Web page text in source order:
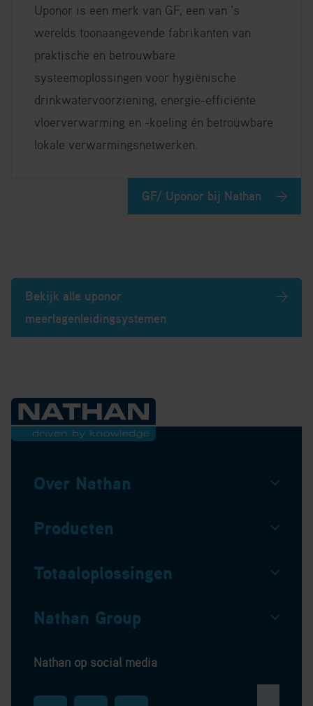
Uponor is een merk van GF, een van ‘s
werelds toonaangevende fabrikanten van
praktische en betrouwbare
systeemoplossingen voor hygiënische
drinkwatervoorziening, energie-efficiënte
vloerverwarming en -koeling én betrouwbare
lokale verwarmingsnetwerken.
GF/ Uponor bij Nathan
Bekijk alle uponor
meerlagenleidingsystemen
Over Nathan
Producten
Totaaloplossingen
Nathan Group
Nathan op social media